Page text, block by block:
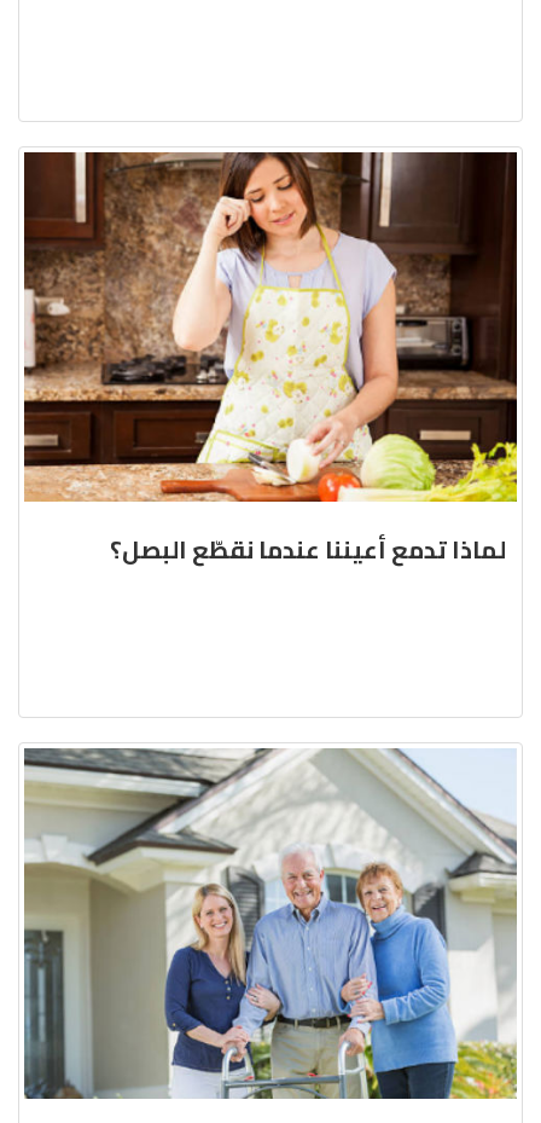
لماذا تدمع أعيننا عندما نقطّع البصل؟